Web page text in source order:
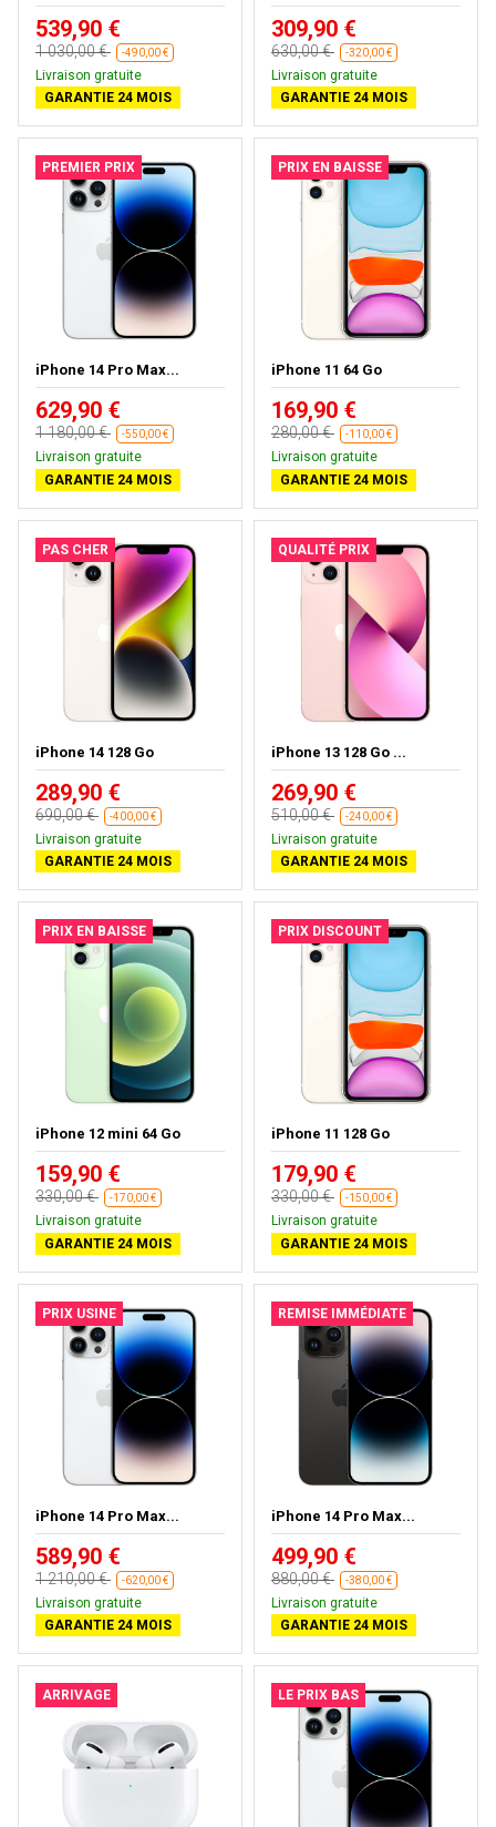
539,90 €
1 030,00 € -490,00 €
Livraison gratuite
GARANTIE 24 MOIS
309,90 €
630,00 € -320,00 €
Livraison gratuite
GARANTIE 24 MOIS
PREMIER PRIX
iPhone 14 Pro Max...
629,90 €
1 180,00 € -550,00 €
Livraison gratuite
GARANTIE 24 MOIS
PRIX EN BAISSE
iPhone 11 64 Go
169,90 €
280,00 € -110,00 €
Livraison gratuite
GARANTIE 24 MOIS
PAS CHER
iPhone 14 128 Go
289,90 €
690,00 € -400,00 €
Livraison gratuite
GARANTIE 24 MOIS
QUALITÉ PRIX
iPhone 13 128 Go ...
269,90 €
510,00 € -240,00 €
Livraison gratuite
GARANTIE 24 MOIS
PRIX EN BAISSE
iPhone 12 mini 64 Go
159,90 €
330,00 € -170,00 €
Livraison gratuite
GARANTIE 24 MOIS
PRIX DISCOUNT
iPhone 11 128 Go
179,90 €
330,00 € -150,00 €
Livraison gratuite
GARANTIE 24 MOIS
PRIX USINE
iPhone 14 Pro Max...
589,90 €
1 210,00 € -620,00 €
Livraison gratuite
GARANTIE 24 MOIS
REMISE IMMÉDIATE
iPhone 14 Pro Max...
499,90 €
880,00 € -380,00 €
Livraison gratuite
GARANTIE 24 MOIS
ARRIVAGE LE PRIX BAS